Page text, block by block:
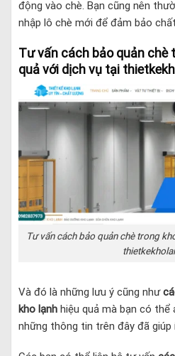
động vào chè. Bạn cũng nên
nhập lô chè mới để đảm bảo
Tư vấn cách bảo quản chè
quả với dịch vụ tại
Tư vấn cách bảo quản chè trong
Và đó là những lưu ý cũng như
kho lạnh hiệu quả mà bạn có thể
những thông tin trên đây đã giúp